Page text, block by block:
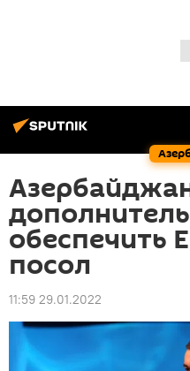
обеспечить
посол
11:59 29.01.2022